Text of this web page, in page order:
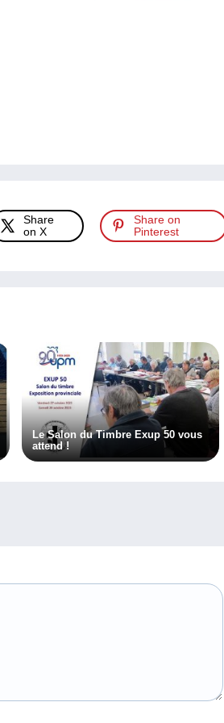
Share
on X
Share on
Pinterest
Le Salon du Timbre Exup 50 vous
attend !